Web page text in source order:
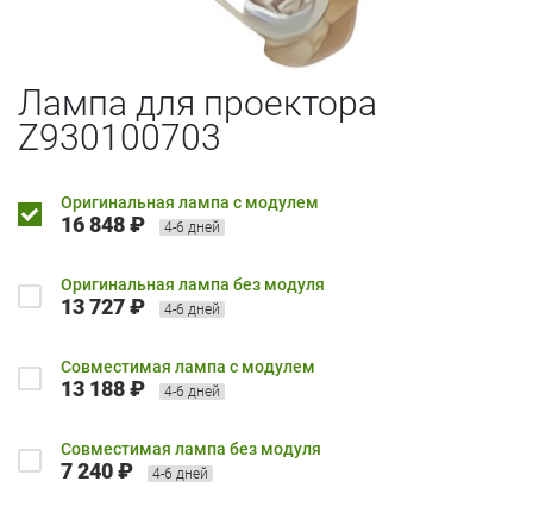
Лампа для проектора
Z930100703
Оригинальная лампа с модулем
16 848 ₽ 4-6 дней
Оригинальная лампа без модуля
13 727 ₽ 4-6 дней
Совместимая лампа с модулем
13 188 ₽ 4-6 дней
Совместимая лампа без модуля
7 240 ₽ 4-6 дней